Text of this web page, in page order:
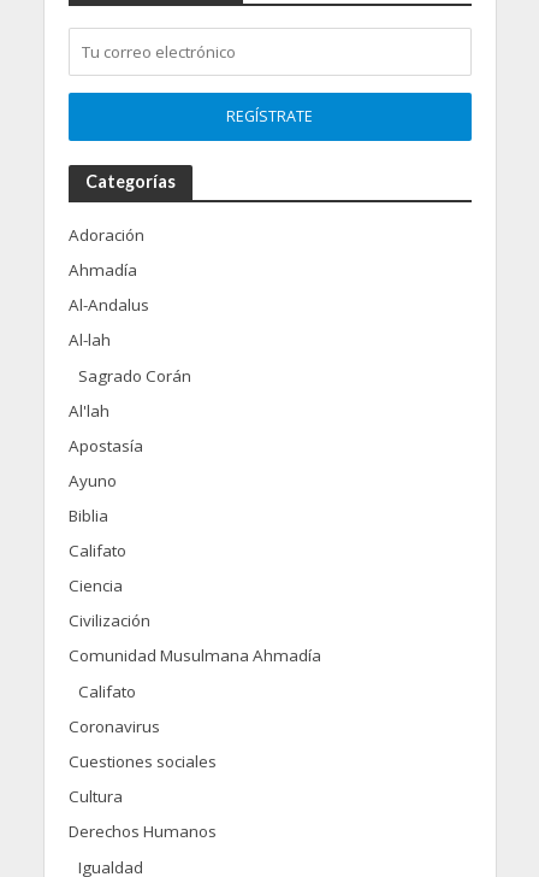
Categorías
Adoración
Ahmadía
Al-Andalus
Al-lah
Sagrado Corán
Al'lah
Apostasía
Ayuno
Biblia
Califato
Ciencia
Civilización
Comunidad Musulmana Ahmadía
Califato
Coronavirus
Cuestiones sociales
Cultura
Derechos Humanos
Igualdad